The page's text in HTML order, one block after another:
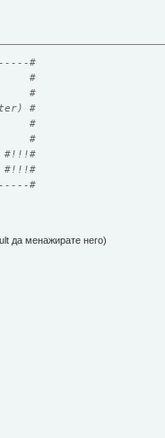
#
#
#
#
#
#
#!!!#
#!!!#
#
да менажирате него)